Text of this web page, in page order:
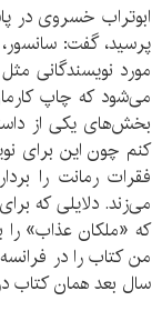
ابوتراب خسروی در
پرسید، گفت:
مورد نویسندگانی
می‌شود که چاپ
بخش‌های یکی از
کنم چون این برای
فقرات رمانت را
می‌زند. دلایلی که
که «ملکان عذاب» را
من کتاب را در
سال بعد همان کتاب